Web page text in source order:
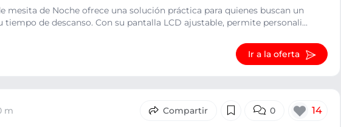
mesita de Noche ofrece una solución práctica para quienes buscan un
de descanso. Con su pantalla LCD ajustable, permite personali...
Ir a la oferta
m 0 14